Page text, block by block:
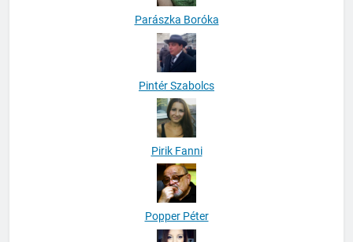
Parászka Boróka
Pintér Szabolcs
Pirik Fanni
Popper Péter